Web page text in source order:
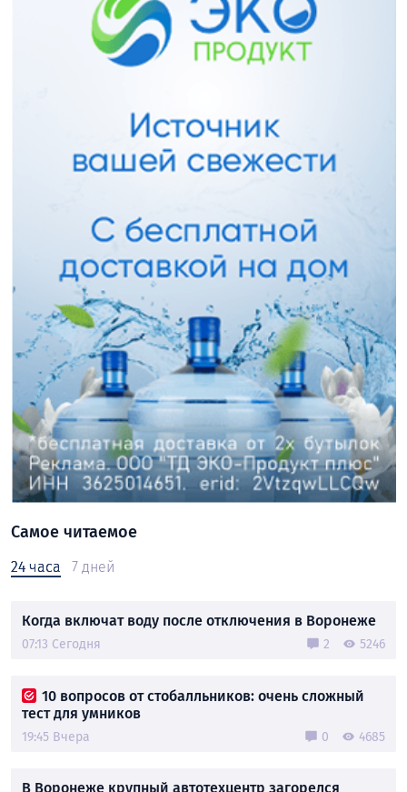
Самое читаемое
24 часа 7 дней
Когда включат воду после отключения в Воронеже
07:13 Сегодня 2 5246
10 вопросов от стобалльников: очень сложный
тест для умников
19:45 Вчера 0 4685
В Воронеже крупный автотехцентр загорелся